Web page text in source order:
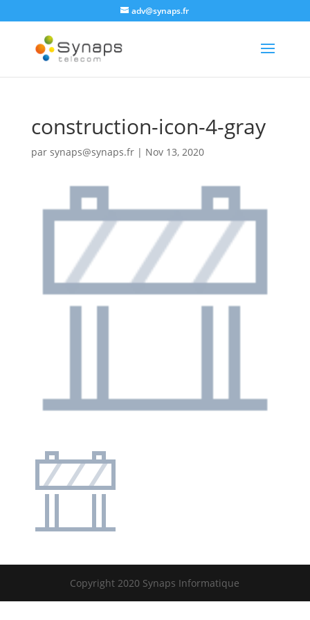
adv@synaps.fr
construction-icon-4-gray
par synaps@synaps.fr| Nov 13, 2020
Copyright 2020 Synaps Informatique